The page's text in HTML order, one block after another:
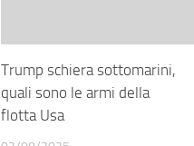
Trump schiera sottomarini,
quali sono le armi della
flotta Usa